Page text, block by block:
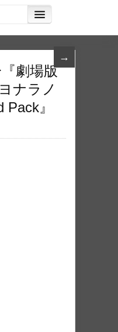
→
劇場版
ナラノ
』